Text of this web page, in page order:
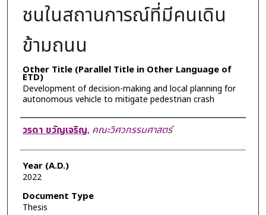
ชนในสถานการณ์ที่มีคนเดิน
ข้ามถนน
Other Title (Parallel Title in Other Language of
ETD)
Development of decision-making and local planning for
autonomous vehicle to mitigate pedestrian crash
Author
วรดา ขวัญเจริญ, คณะวิศวกรรมศาสตร์
Year (A.D.)
2022
Document Type
Thesis